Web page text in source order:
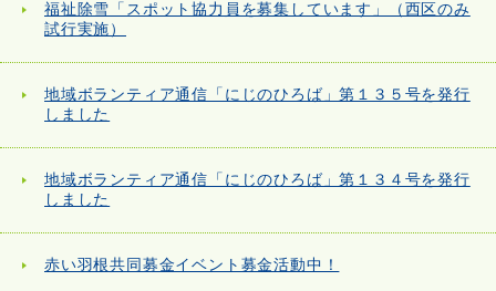
福祉除雪「スポット協力員を募集しています」（西区のみ
試行実施）
地域ボランティア通信「にじのひろば」第１３５号を発行
しました
地域ボランティア通信「にじのひろば」第１３４号を発行
しました
赤い羽根共同募金イベント募金活動中！